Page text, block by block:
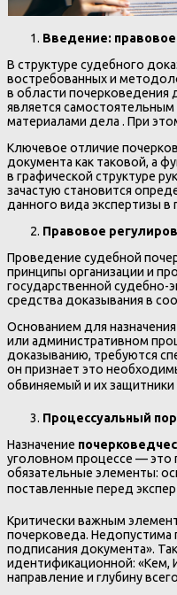
Введение:
В структуре судебного
востребованных и
в области почерковедения
является
материалами дела . При
Ключевое отличие
документа как таковой, а
в графической структуре
зачастую становится
данного вида экспертизы
Правовое
Проведение судебной
принципы организации и
государственной судебно-
средства доказывания в
Основанием для
или административном
доказыванию, требуются
он признает это
обвиняемый и их
Процессуальный
Назначение
уголовном процессе — это
обязательные элементы:
поставленные перед
Критически важным
почерковеда. Недопустима
подписания документа».
идентификационной: «Кем,
направление и глубину